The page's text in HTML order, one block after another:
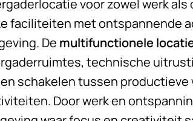
voor zowel werk
faciliteiten met ontspannende
De multifunctionele
technische
schakelen tussen productieve
Door werk en